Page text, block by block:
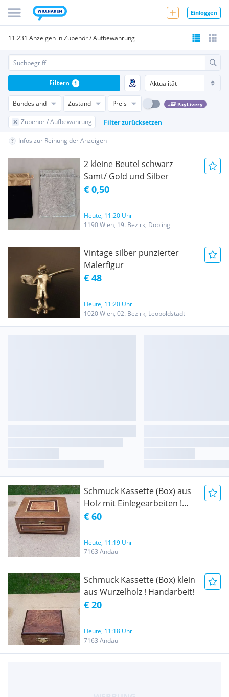
Einloggen
11.231 Anzeigen in Zubehör / Aufbewahrung
Bundesland Zustand Preis PayLivery
Zubehör / Aufbewahrung Filter zurücksetzen
Filtern 1
Infos zur Reihung der Anzeigen
2 kleine Beutel schwarz
Samt/ Gold und Silber
€ 0,50
Heute, 11:20 Uhr
1190 Wien, 19. Bezirk, Döbling
Vintage silber punzierter
Malerfigur
€ 48
Heute, 11:20 Uhr
1020 Wien, 02. Bezirk, Leopoldstadt
Schmuck Kassette (Box) aus
Holz mit Einlegearbeiten !
Handarbeit !
€ 60
Heute, 11:19 Uhr
7163 Andau
Schmuck Kassette (Box) klein
aus Wurzelholz ! Handarbeit!
€ 20
Heute, 11:18 Uhr
7163 Andau